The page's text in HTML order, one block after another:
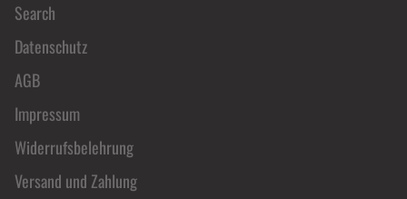
Search
Datenschutz
AGB
Impressum
Widerrufsbelehrung
Versand und Zahlung